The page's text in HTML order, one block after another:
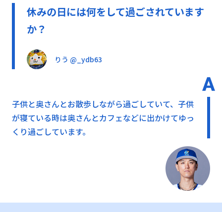
休みの日には何をして過ごされています
か？
りう @_ydb63
子供と奥さんとお散歩しながら過ごしていて、子供
が寝ている時は奥さんとカフェなどに出かけてゆっ
くり過ごしています。